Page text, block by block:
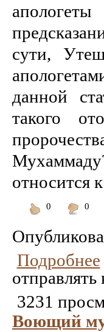
сути,
данной
такого
относится
0
0
Подробнее
3231
Воющий